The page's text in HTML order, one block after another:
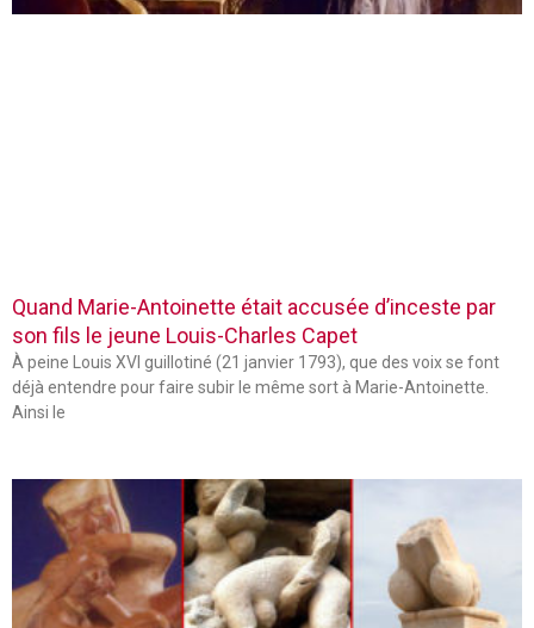
Quand Marie-Antoinette était accusée d’inceste par
son fils le jeune Louis-Charles Capet
À peine Louis XVI guillotiné (21 janvier 1793), que des voix se font
déjà entendre pour faire subir le même sort à Marie-Antoinette.
Ainsi le